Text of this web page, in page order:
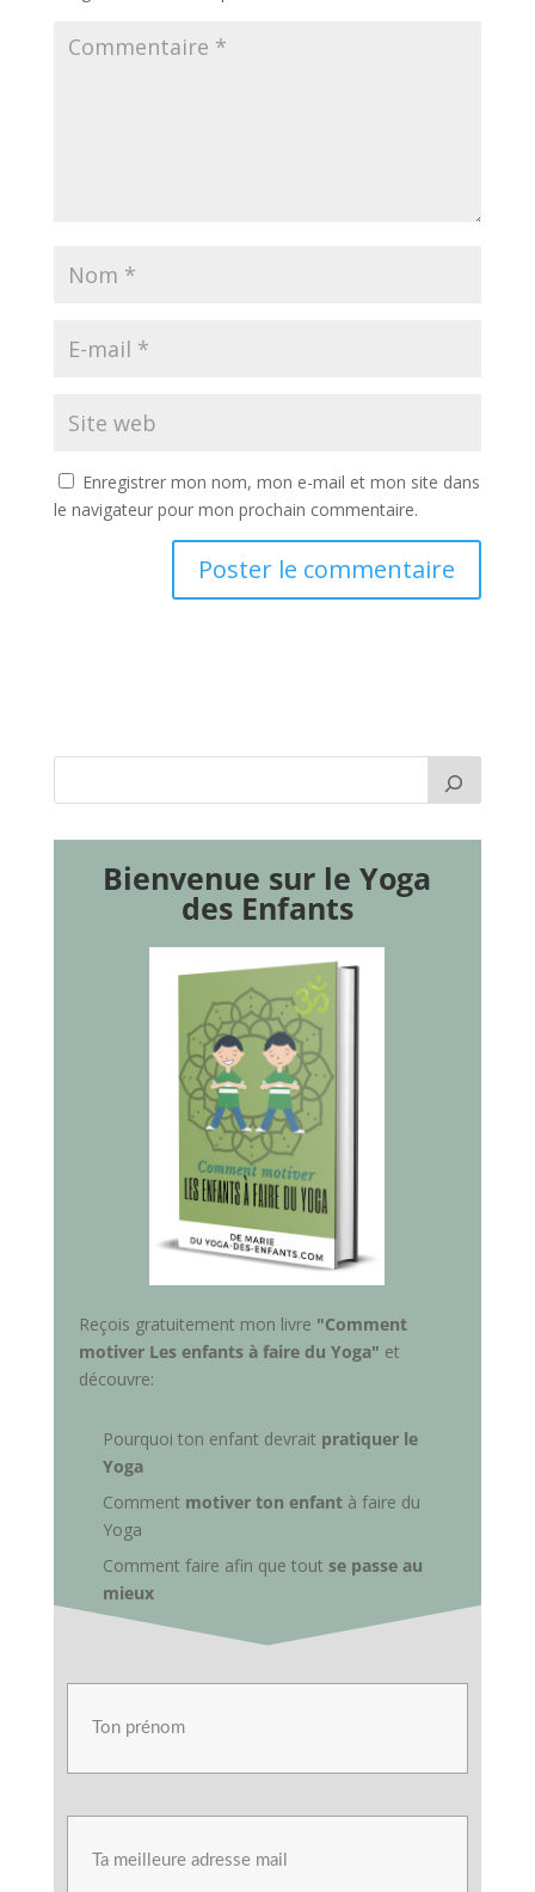
Enregistrer mon nom, mon e-mail et mon site dans
le navigateur pour mon prochain commentaire.
Bienvenue sur le Yoga
des Enfants
Reçois gratuitement mon livre "Comment
motiver Les enfants à faire du Yoga" et
découvre:
Pourquoi ton enfant devrait pratiquer le
Yoga
Comment motiver ton enfantà faire du
Yoga
Comment faire afin que tout se passe au
mieux